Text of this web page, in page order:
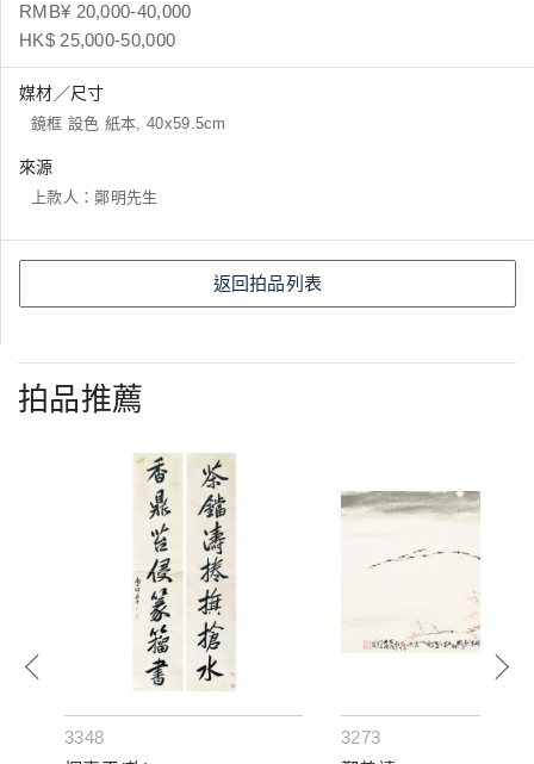
RMB¥ 20,000-40,000
HK$ 25,000-50,000
媒材／尺寸
鏡框 設色 紙本, 40x59.5cm
來源
上款人：鄭明先生
返回拍品列表
拍品推薦
3348
3273